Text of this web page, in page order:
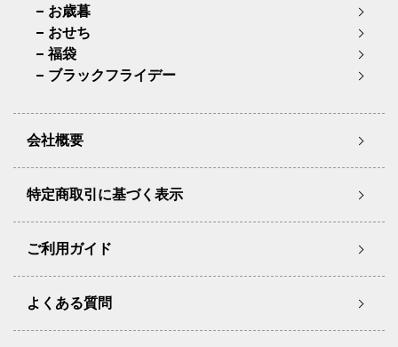
お歳暮
おせち
福袋
ブラックフライデー
会社概要
特定商取引に基づく表示
ご利用ガイド
よくある質問